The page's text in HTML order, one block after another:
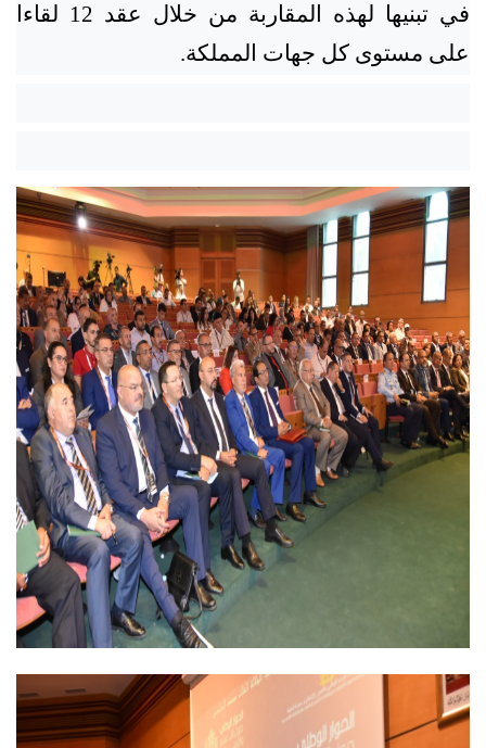
في تبنيها لهذه المقاربة من خلال عقد 12 لقاءا
على مستوى كل جهات المملكة.